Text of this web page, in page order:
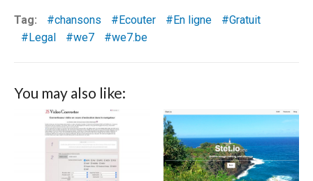
Tag: chansons Ecouter En ligne
Gratuit
Legal
we7 we7.be
You may also like: